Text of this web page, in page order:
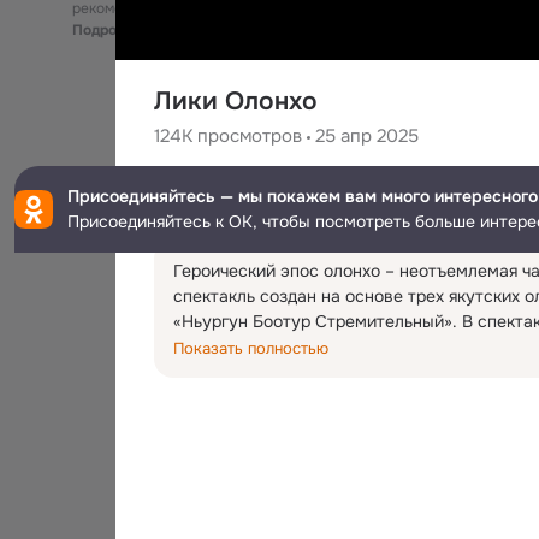
Лики Олонхо
124K просмотров 25 апр 2025
341K подписчиков
Героический эпос олонхо – неотъемлемая
спектакль создан на основе трех
«Ньургун Боотур Стремительный». В
воительницы сражаются за счастье и
Показать полностью
рекомендательные технологии
Подробнее
Присоединяйтесь — мы покажем вам много интересного
Присоединяйтесь к ОК, чтобы посмотреть больше